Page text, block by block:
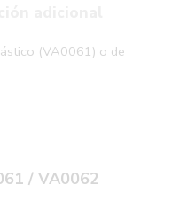
(VA0061) o de
/ VA0062